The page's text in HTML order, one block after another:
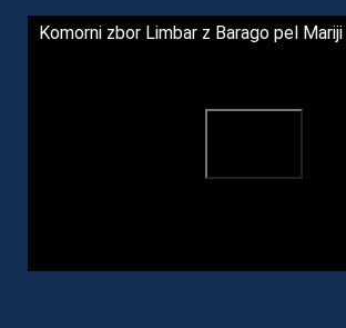
Komorni zbor Limbar z Barago pel Mariji